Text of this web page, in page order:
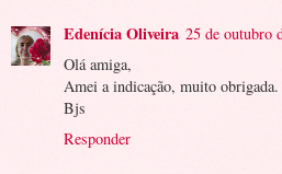
Edenícia Oliveira 25 de outubro
Olá amiga,
Amei a indicação, muito obrigada.
Bjs
Responder